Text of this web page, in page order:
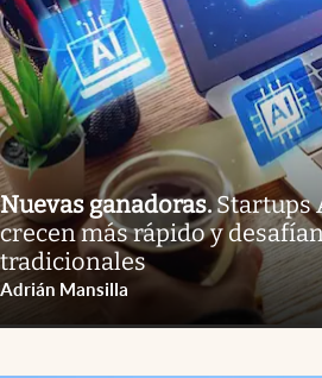
Nuevas ganadoras.Startups
crecen más rápido y
tradicionales
Adrián Mansilla